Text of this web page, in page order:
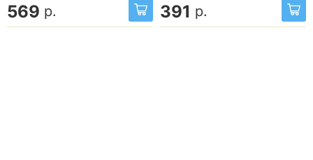
569 р. 391 р.